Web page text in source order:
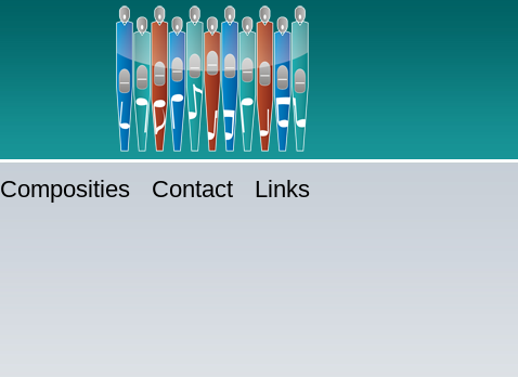
Composities Contact Links